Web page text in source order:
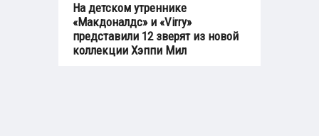
На детском утреннике
«Макдоналдс» и «Virry»
представили 12 зверят из новой
коллекции Хэппи Мил